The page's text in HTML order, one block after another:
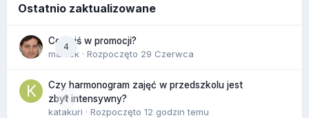
Ostatnio zaktualizowane
4
Co dziś w promocji?
maciek · Rozpoczęto 29 Czerwca
0
Czy harmonogram zajęć w przedszkolu jest
zbyt intensywny?
katakuri · Rozpoczęto 12 godzin temu